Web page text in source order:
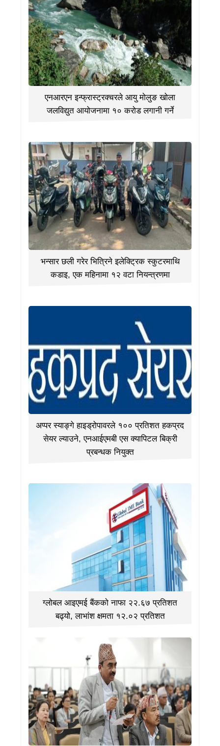
एनआरएन इन्फ्रास्ट्रक्चरले आयु मोलुङ खोला
जलविद्युत आयोजनामा १० करोड लगानी गर्ने
भन्सार छली गरेर भित्रिने इलेक्ट्रिक स्कुटरमाथि
कडाइ, एक महिनामा १२ वटा नियन्त्रणमा
अप्पर स्याङ्गे हाइड्रोपावरले १०० प्रतिशत हकप्रद
सेयर ल्याउने, एनआईएमबी एस क्यापिटल बिक्री
प्रबन्धक नियुक्त
ग्लोबल आइएमई बैंकको नाफा २२.६७ प्रतिशत
बढ्यो, लाभांश क्षमता १२.०२ प्रतिशत